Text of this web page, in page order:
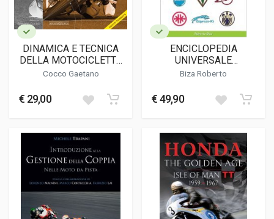
DINAMICA E TECNICA
DELLA MOTOCICLETTA
(QUARTA EDIZIONE)
Cocco Gaetano
€ 29,00
ENCICLOPEDIA
UNIVERSALE
DELL'ENDURO VOLUME
Biza Roberto
€ 49,90